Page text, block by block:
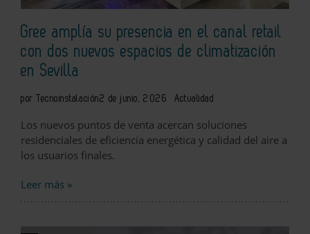
Gree amplía su presencia en el canal retail
con dos nuevos espacios de climatización
en Sevilla
por Tecnoinstalación2 de junio, 2026 Actualidad
Los nuevos puntos de venta acercan soluciones
residenciales de eficiencia energética y calidad del aire a
los usuarios finales.
Leer más »